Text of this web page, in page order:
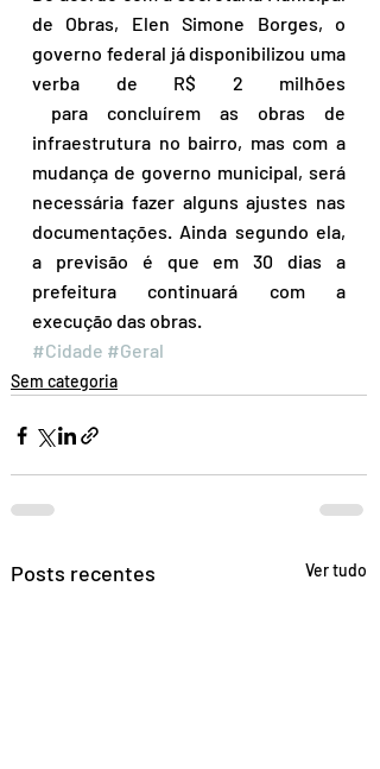
de Obras, Elen Simone Borges, o
governo federal já disponibilizou uma
verba de R$ 2 milhões
para concluírem as obras de
infraestrutura no bairro, mas com a
mudança de governo municipal, será
necessária fazer alguns ajustes nas
documentações. Ainda segundo ela,
a previsão é que em 30 dias a
prefeitura continuará com a
execução das obras.
#Cidade #Geral
Sem categoria
Posts recentes Ver tudo